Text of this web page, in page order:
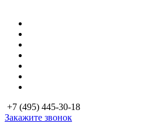
+7 (495) 445-30-18
Закажите звонок